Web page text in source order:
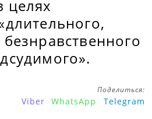
целях
Поделиться:
Viber WhatsApp Telegram